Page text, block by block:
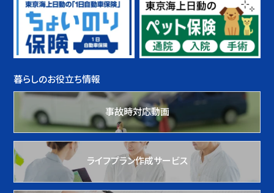
暮らしのお役立ち情報
事故時対応動画
ライフプラン作成サービス